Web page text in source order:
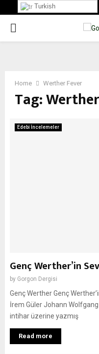
PRIMARY
Home Werther Fever
Tag:
Edebi İncelemeler
Genç Werther’in
by Gorgon Dergisi
Genç Werther Genç
İrem Güler Johann Wolfgang
intihar üzerine yazmış
Read more
Turkish